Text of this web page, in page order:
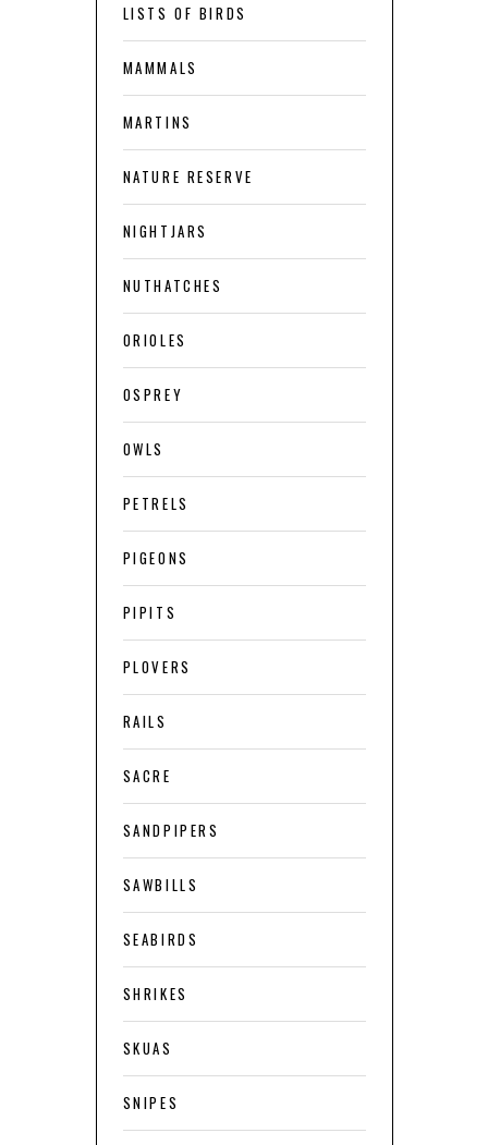
LISTS OF BIRDS
MAMMALS
MARTINS
NATURE RESERVE
NIGHTJARS
NUTHATCHES
ORIOLES
OSPREY
OWLS
PETRELS
PIGEONS
PIPITS
PLOVERS
RAILS
SACRE
SANDPIPERS
SAWBILLS
SEABIRDS
SHRIKES
SKUAS
SNIPES